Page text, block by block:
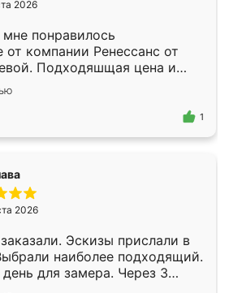
2026
понравилось
от компании Ренессанс от
Подходяшщая цена и
изготовления. Приехавший
Владислав
моему эскизу самый
1
2026
Эскизы прислали в
наиболее подходящий.
для замера. Через 3
была уже готова. Остались